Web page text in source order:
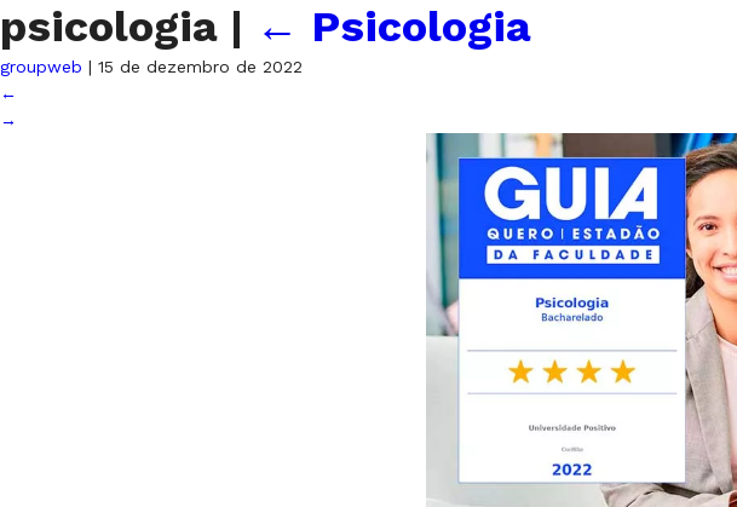
psicologia | ← Psicologia
groupweb | 15 de dezembro de 2022
←
→